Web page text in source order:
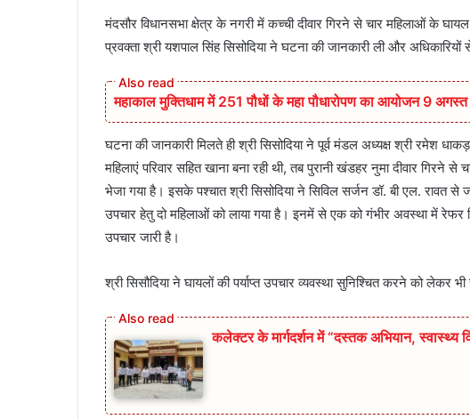
मंदसौर विधानसभा क्षेत्र के नगरी में कच्ची दीवार गिरने से चार महिलाओं के
प्रवक्ता श्री यशपाल सिंह सिसोदिया ने घटना की जानकारी ली और
महाकाल मुक्तिधाम में 251 पौधों के महा पौधारोपण का आयोजन 9 अगस्त
घटना की जानकारी मिलते ही श्री सिसोदिया ने पूर्व मंडल अध्यक्ष श्री रमेश
महिलाएं परिवार सहित खाना बना रही थी, तब पुरानी खंडहर नुमा दीवार गिरने
भेजा गया है। इसके पश्चात श्री सिसोदिया ने सिविल सर्जन डॉ. बी एल. रावत से
उपचार हेतु दो महिलाओं को लाया गया है। इनमें से एक को गंभीर अवस्था में रेफर
उपचार जारी है।
श्री सिसौदिया ने घायलों की पर्याप्त उपचार व्यवस्था सुनिश्चित करने को लेकर भी
कलेक्टर के मार्गदर्शन में “दस्तक अभियान,‌ स्वास्थ्य